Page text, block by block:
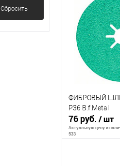
Сбросить В
К сравнению
В избранное
ФИБРОВЫЙ
P36 B.f.Metal
76 руб. / шт
Актуальную цену и
533